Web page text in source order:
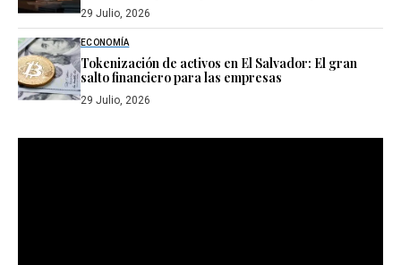
29 Julio, 2026
ECONOMÍA
Tokenización de activos en El Salvador: El gran
salto financiero para las empresas
29 Julio, 2026